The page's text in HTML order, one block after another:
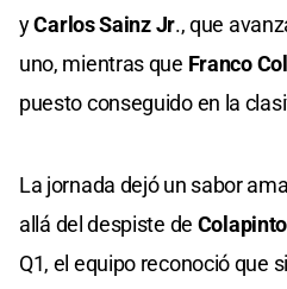
yCarlos Sainz Jr., que
uno, mientras que Franco
puesto conseguido en la
La jornada dejó un sabor
allá del despiste de Colapinto
Q1, el equipo reconoció que